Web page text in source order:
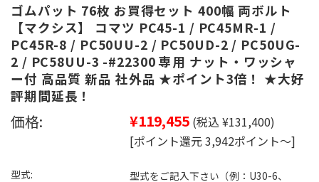
ゴムパット 76枚 お買得セット 400幅 両ボルト
【マクシス】 コマツ PC45-1 / PC45MR-1 /
PC45R-8 / PC50UU-2 / PC50UD-2 / PC50UG-
2 / PC58UU-3 -#22300 専用 ナット・ワッシャ
ー付 高品質 新品 社外品 ★ポイント3倍！ ★大好
評期間延長！
価格: ¥119,455 (税込 ¥131,400)
[ポイント還元 3,942ポイント～]
型式:
型式をご記入下さい（例：U30-6、